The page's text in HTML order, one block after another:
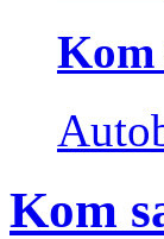
Kom
Kom